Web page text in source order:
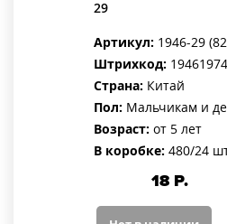
29
Артикул: 1946-29
Штрихкод:
Страна: Китай
Пол: Мальчикам и
Возраст: от 5 лет
В коробке: 480/24
18Р.